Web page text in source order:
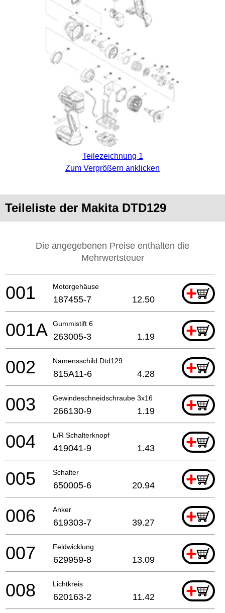
Teilezeichnung 1
Zum Vergrößern anklicken
Teileliste der Makita DTD129
Die angegebenen Preise enthalten die
Mehrwertsteuer
Motorgehäuse +
001 187455-7 12.50
Gummistift 6 +
001A 263005-3 1.19
Namensschild Dtd129 +
002 815A11-6 4.28
Gewindeschneidschraube 3x16 +
003 266130-9 1.19
L/R Schalterknopf +
004 419041-9 1.43
Schalter +
005 650005-6 20.94
Anker +
006 619303-7 39.27
Feldwicklung +
007 629959-8 13.09
Lichtkreis +
008 620163-2 11.42